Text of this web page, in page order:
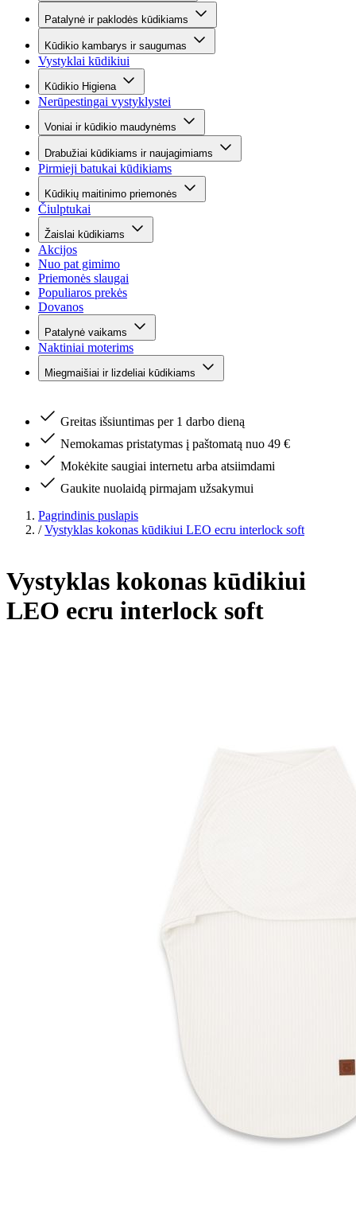
Patalynė ir paklodės kūdikiams
Kūdikio kambarys ir saugumas
Vystyklai kūdikiui
Kūdikio Higiena
Nerūpestingai vystyklystei
Voniai ir kūdikio maudynėms
Drabužiai kūdikiams ir naujagimiams
Pirmieji batukai kūdikiams
Kūdikių maitinimo priemonės
Čiulptukai
Žaislai kūdikiams
Akcijos
Nuo pat gimimo
Priemonės slaugai
Populiaros prekės
Dovanos
Patalynė vaikams
Naktiniai moterims
Miegmaišiai ir lizdeliai kūdikiams
Greitas išsiuntimas per 1 darbo dieną
Nemokamas pristatymas į paštomatą nuo 49 €
Mokėkite saugiai internetu arba atsiimdami
Gaukite nuolaidą pirmajam užsakymui
Pagrindinis puslapis
/ Vystyklas kokonas kūdikiui LEO ecru interlock soft
Vystyklas kokonas kūdikiui
LEO ecru interlock soft